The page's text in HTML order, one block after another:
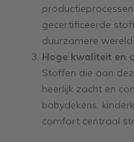
gecertificeerde
duurzamere
Hoge kwaliteit en
Stoffen die aan
heerlijk zacht en
babydekens,
comfort centraal